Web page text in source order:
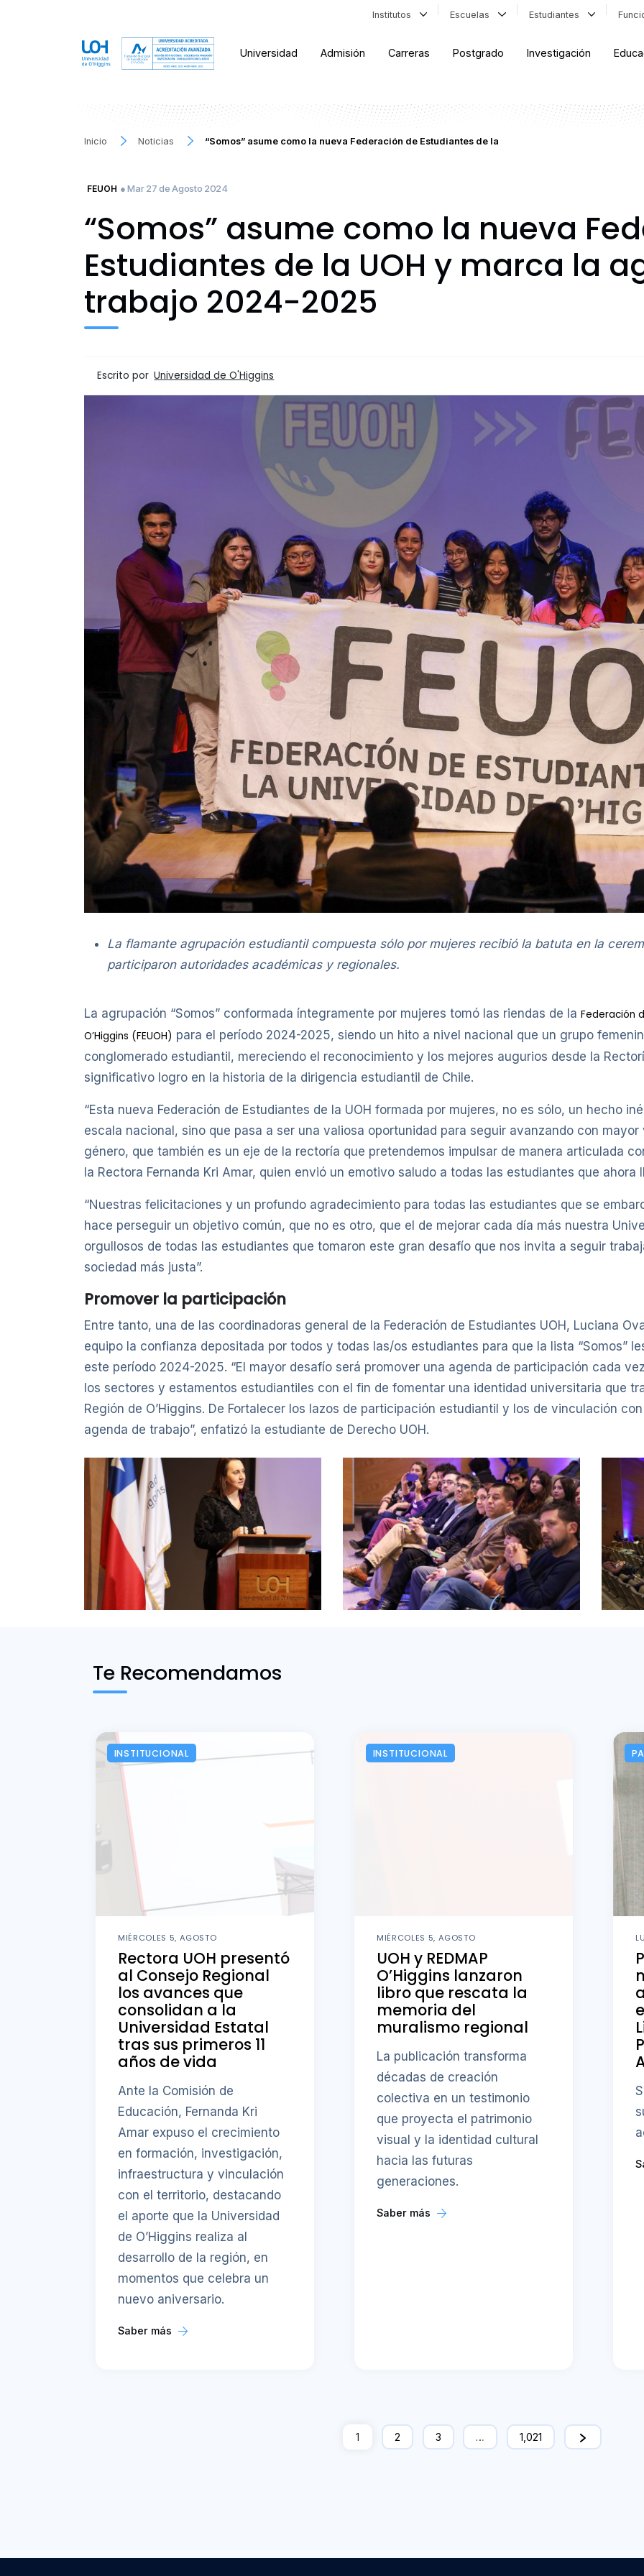
Institutos Escuelas Estudiantes
Universidad Admisión Carreras Postgrado Investigación
Inicio Noticias “Somos” asume como la nueva Federación de Estudiantes de la
FEUOH ● Mar 27 de Agosto 2024
“Somos” asume como la nueva
Estudiantes de la UOH y marca la
trabajo 2024-2025
Escrito por Universidad de O'Higgins
La flamante agrupación estudiantil compuesta sólo por mujeres recibió la batuta en la
participaron autoridades académicas y regionales.
La agrupación “Somos” conformada íntegramente por mujeres tomó las riendas de la Federación
O’Higgins (FEUOH) para el período 2024-2025, siendo un hito a nivel nacional que un grupo
conglomerado estudiantil, mereciendo el reconocimiento y los mejores augurios desde la
significativo logro en la historia de la dirigencia estudiantil de Chile.
“Esta nueva Federación de Estudiantes de la UOH formada por mujeres, no es sólo, un hecho
escala nacional, sino que pasa a ser una valiosa oportunidad para seguir avanzando con
género, que también es un eje de la rectoría que pretendemos impulsar de manera articulada
la Rectora Fernanda Kri Amar, quien envió un emotivo saludo a todas las estudiantes que ahora
“Nuestras felicitaciones y un profundo agradecimiento para todas las estudiantes que se
hace perseguir un objetivo común, que no es otro, que el de mejorar cada día más nuestra
orgullosos de todas las estudiantes que tomaron este gran desafío que nos invita a seguir
sociedad más justa”.
Promover la participación
Entre tanto, una de las coordinadoras general de la Federación de Estudiantes UOH, Luciana
equipo la confianza depositada por todos y todas las/os estudiantes para que la lista “Somos”
este período 2024-2025. “El mayor desafío será promover una agenda de participación cada
los sectores y estamentos estudiantiles con el fin de fomentar una identidad universitaria que
Región de O’Higgins. De Fortalecer los lazos de participación estudiantil y los de vinculación
agenda de trabajo”, enfatizó la estudiante de Derecho UOH.
Te Recomendamos
INSTITUCIONAL
MIÉRCOLES 5, AGOSTO
Rectora UOH presentó
al Consejo Regional
los avances que
consolidan a la
Universidad Estatal
tras sus primeros 11
años de vida
Ante la Comisión de
Educación, Fernanda Kri
Amar expuso el crecimiento
en formación, investigación,
infraestructura y vinculación
con el territorio, destacando
el aporte que la Universidad
de O’Higgins realiza al
desarrollo de la región, en
momentos que celebra un
nuevo aniversario.
Saber más
INSTITUCIONAL
MIÉRCOLES 5, AGOSTO
UOH y REDMAP
O’Higgins lanzaron
libro que rescata la
memoria del
muralismo regional
La publicación transforma
décadas de creación
colectiva en un testimonio
que proyecta el patrimonio
visual y la identidad cultural
hacia las futuras
generaciones.
Saber más
1 2 3 … 1,021